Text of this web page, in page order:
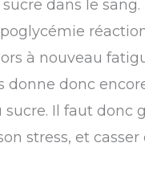
dans le
à nouveau
donne donc
Il faut donc
stress, et casser